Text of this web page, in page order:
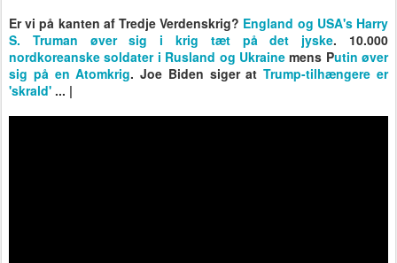
Er vi på kanten af Tredje Verdenskrig? England og USA's Harry
S. Truman øver sig i krig tæt på det jyske. 10.000
nordkoreanske soldater i Rusland og Ukrainemens Putin øver
sig på en Atomkrig. Joe Biden siger atTrump-tilhængere er
'skrald' ... |